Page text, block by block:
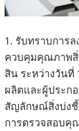
1. รับทราบการ
ควบคุมคุณภาพ
สิน ระหว่างวันที่
ผลิตและผู้ประก
สัญลักษณ์สิ่งบ่งชี้
การตรวจสอบคุ